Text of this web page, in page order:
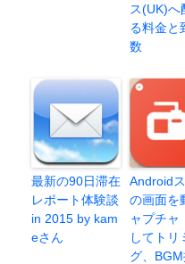
ス(UK)へ
る料金と
数
最新の90日滞在
レポート体験談
in 2015 by kam
eさん
Android
の画面を
ャプチャ
してトリ
グ、BGM